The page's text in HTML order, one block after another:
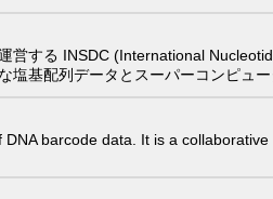
営する INSDC (International
基配列データとスーパーコンピュー
barcode data. It is a